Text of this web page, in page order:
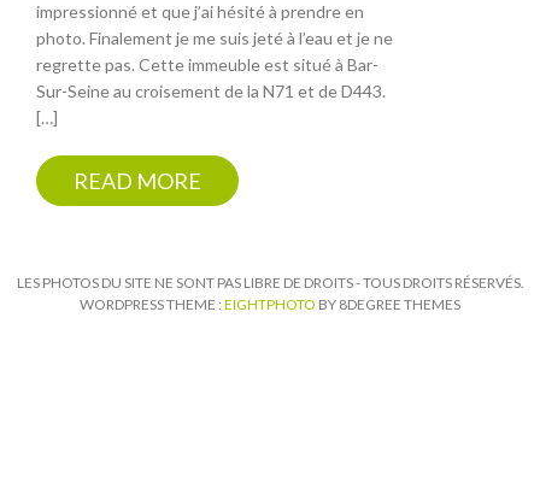
impressionné et que j’ai hésité à prendre en
photo. Finalement je me suis jeté à l’eau et je ne
regrette pas. Cette immeuble est situé à Bar-
Sur-Seine au croisement de la N71 et de D443.
[…]
READ MORE
LES PHOTOS DU SITE NE SONT PAS LIBRE DE DROITS - TOUS DROITS RÉSERVÉS.
WORDPRESS THEME : EIGHTPHOTO BY 8DEGREE THEMES